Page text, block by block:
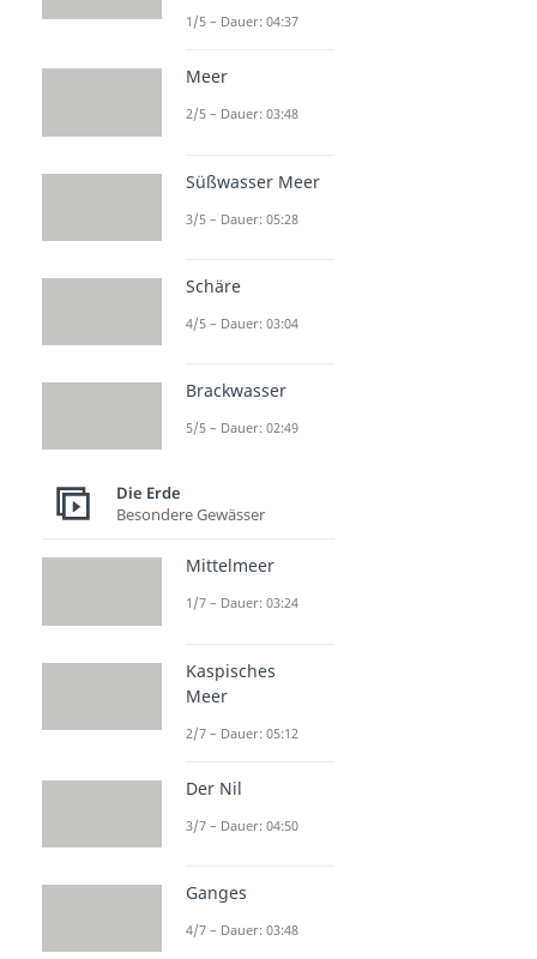
1/5 – Dauer: 04:37
Meer
2/5 – Dauer: 03:48
Süßwasser Meer
3/5 – Dauer: 05:28
Schäre
4/5 – Dauer: 03:04
Brackwasser
5/5 – Dauer: 02:49
Die Erde
Besondere Gewässer
Mittelmeer
1/7 – Dauer: 03:24
Kaspisches
Meer
2/7 – Dauer: 05:12
Der Nil
3/7 – Dauer: 04:50
Ganges
4/7 – Dauer: 03:48